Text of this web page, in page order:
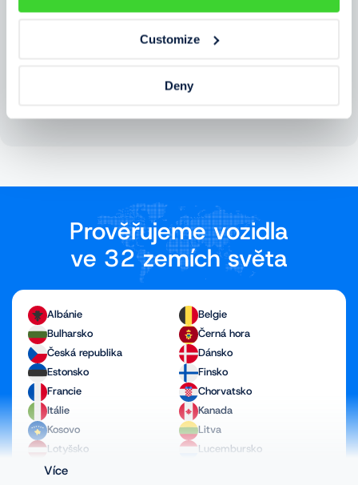
Customize
Deny
Prověřujeme vozidla
ve 32 zemích světa
Albánie
Belgie
Bulharsko
Černá hora
Česká republika
Dánsko
Estonsko
Finsko
Francie
Chorvatsko
Itálie
Kanada
Kosovo
Litva
Lotyšsko
Lucembursko
Maďarsko
Více